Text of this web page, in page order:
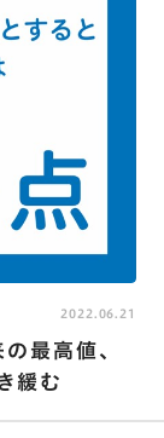
最高値､
緩む
2022.06.21